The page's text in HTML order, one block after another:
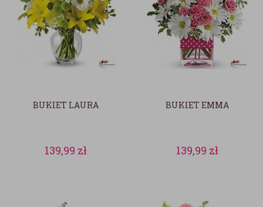
BUKIET LAURA
139,99 zł
BUKIET EMMA
139,99 zł